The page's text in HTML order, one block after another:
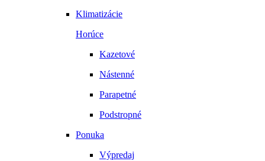
Klimatizácie
Horúce
Kazetové
Nástenné
Parapetné
Podstropné
Ponuka
Výpredaj